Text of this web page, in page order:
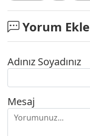
Yorum Ekle
Adınız Soyadınız
Mesaj